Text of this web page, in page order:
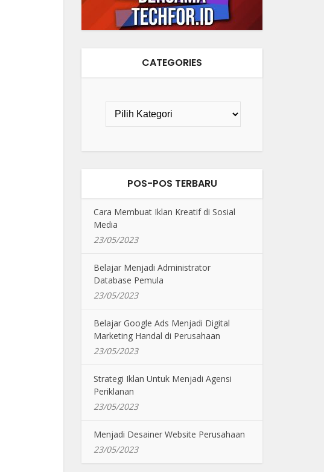
CATEGORIES
POS-POS TERBARU
Cara Membuat Iklan Kreatif di Sosial
Media
23/05/2023
Belajar Menjadi Administrator
Database Pemula
23/05/2023
Belajar Google Ads Menjadi Digital
Marketing Handal di Perusahaan
23/05/2023
Strategi Iklan Untuk Menjadi Agensi
Periklanan
23/05/2023
Menjadi Desainer Website Perusahaan
23/05/2023